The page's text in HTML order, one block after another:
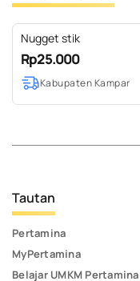
Nugget stik
Rp25.000
Kabupaten Kampar
Tautan
Pertamina
MyPertamina
Belajar UMKM Pertamina